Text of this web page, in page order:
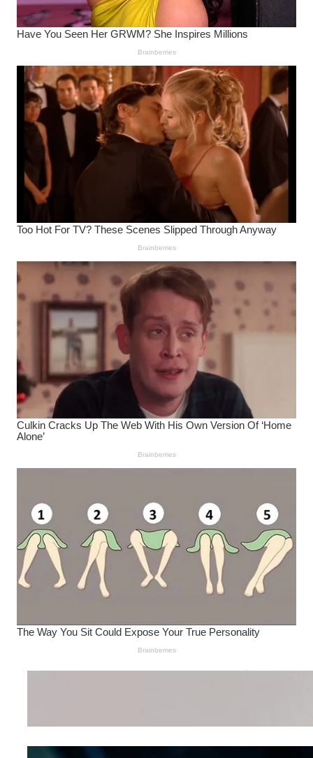
Wanita Pamer Pakaian
Kepribadian